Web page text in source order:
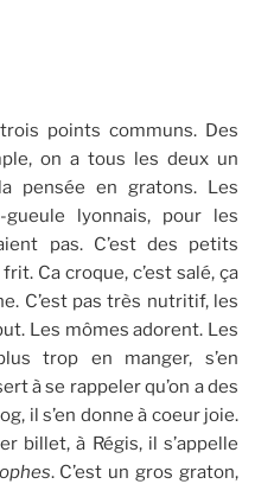
points communs. Des
on a tous les deux un
pensée en gratons. Les
gueule lyonnais, pour les
pas. C’est des petits
Ca croque, c’est salé, ça
C’est pas très nutritif, les
Les mômes adorent. Les
trop en manger, s’en
à se rappeler qu’on a des
il s’en donne à coeur joie.
billet, à Régis, il s’appelle
. C’est un gros graton,